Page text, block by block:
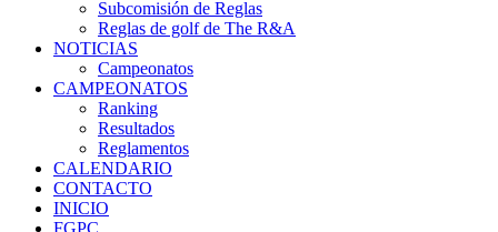
Subcomisión de Reglas
Reglas de golf de The R&A
NOTICIAS
Campeonatos
CAMPEONATOS
Ranking
Resultados
Reglamentos
CALENDARIO
CONTACTO
INICIO
FGPC